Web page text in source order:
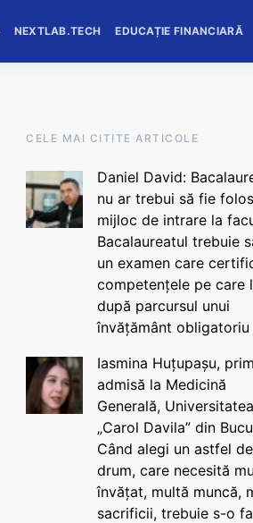
NEXTLAB.TECH EDUCAȚIE FINANCIARĂ
CELE MAI CITITE ARTICOLE
Daniel David:
nu ar trebui să fie
mijloc de intrare la
Bacalaureatul trebuie
un examen care
competențele pe care
după parcursul unui
învățământ obligatoriu
Iasmina Huțupașu,
admisă la Medicină
Generală, Universitatea
„Carol Davila” din
Când alegi un astfel de
drum, care necesită
învățat, multă muncă,
sacrificii, trebuie s-o